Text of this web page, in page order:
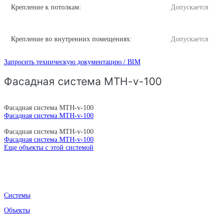
Крепление к потолкам: Допускается
Крепление во внутренних помещениях: Допускается
Запросить техническую документацию / BIM
Фасадная система MTH-v-100
Фасадная система MTH-v-100
Фасадная система MTH-v-100
Фасадная система MTH-v-100
Фасадная система MTH-v-100
Еще объекты с этой системой
Системы
Объекты